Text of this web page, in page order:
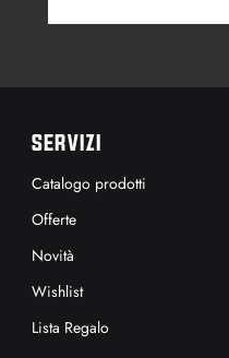
SERVIZI
Catalogo prodotti
Offerte
Novità
Wishlist
Lista Regalo